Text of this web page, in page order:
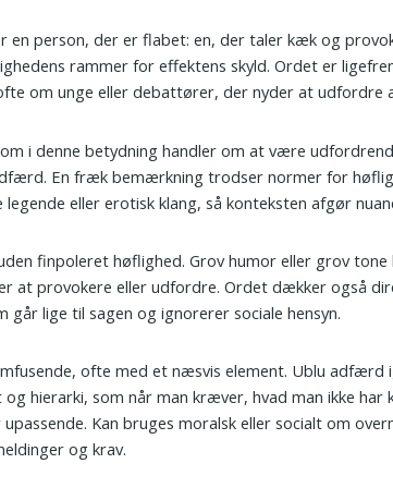
en person, der er flabet: en, der taler kæk og
rammer for effektens skyld. Ordet er
om unge eller debattører, der nyder at udfordre
i denne betydning handler om at være
En fræk bemærkning trodser normer for
legende eller erotisk klang, så konteksten afgør
finpoleret høflighed. Grov humor eller grov
at provokere eller udfordre. Ordet dækker også
går lige til sagen og ignorerer sociale hensyn.
ofte med et næsvis element. Ublu adfærd
hierarki, som når man kræver, hvad man ikke har
Kan bruges moralsk eller socialt om
og krav.